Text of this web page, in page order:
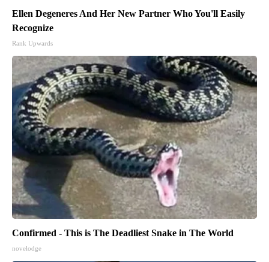
Ellen Degeneres And Her New Partner Who You'll Easily
Recognize
Rank Upwards
Confirmed - This is The Deadliest Snake in The World
novelodge